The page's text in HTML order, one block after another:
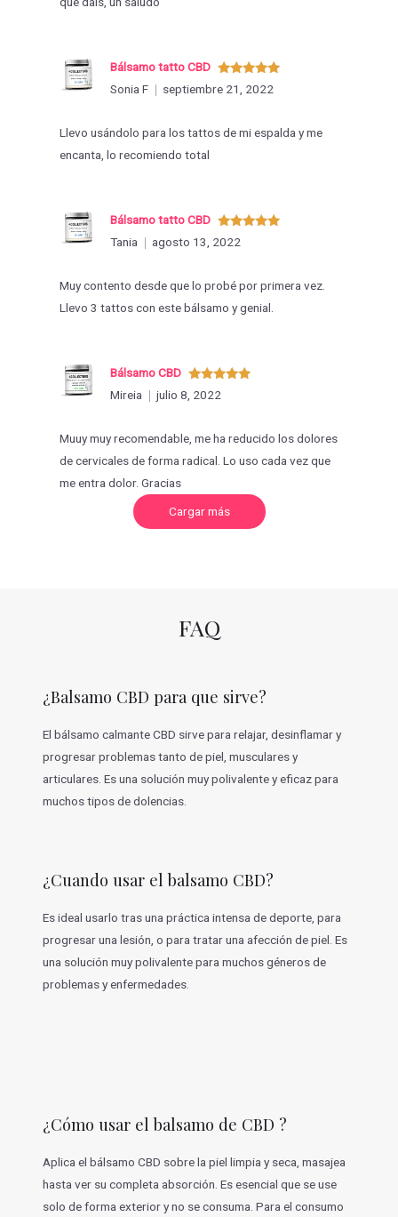
Valorado
con 5de 5
Bálsamo tatto CBD
Sonia F
septiembre 21, 2022
Llevo usándolo para los tattos de mi espalda y me
encanta, lo recomiendo total
Valorado
con
Bálsamo tatto CBD
Tania
agosto 13, 2022
Muy contento desde que lo probé por primera vez.
Llevo 3 tattos con este bálsamo y genial.
Valorado
con5de 5
Bálsamo CBD
Mireia
julio 8, 2022
Muuy muy recomendable, me ha reducido los dolores
de cervicales de forma radical. Lo uso cada vez que
me entra dolor. Gracias
Cargar másC
r
i
o
e
s
FAQ
¿Balsamo CBD para que sirve?
El bálsamo calmante CBD sirve para relajar, desinflamar y
progresar problemas tanto de piel, musculares y
articulares. Es una solución muy polivalente y eficaz para
muchos tipos de dolencias.
¿Cuando usar el balsamo CBD?
Es ideal usarlo tras una práctica intensa de deporte, para
progresar una lesión, o para tratar una afección de piel. Es
una solución muy polivalente para muchos géneros de
problemas y enfermedades.
¿Cómo usar el balsamo de CBD ?
Aplica el bálsamo CBD sobre la piel limpia y seca, masajea
hasta ver su completa absorción. Es esencial que se use
solo de forma exterior y no se consuma. Para el consumo